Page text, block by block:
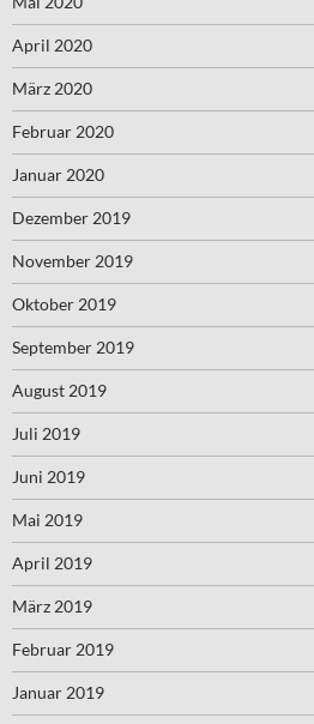
April 2020
März 2020
Februar 2020
Januar 2020
Dezember 2019
November 2019
Oktober 2019
September 2019
August 2019
Juli 2019
Juni 2019
Mai 2019
April 2019
März 2019
Februar 2019
Januar 2019